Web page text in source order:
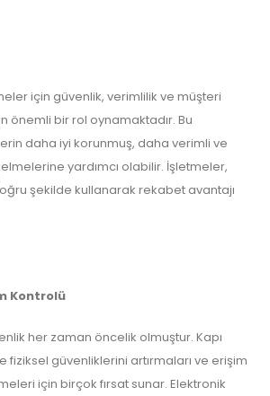
için güvenlik, verimlilik ve müşteri
önemli bir rol oynamaktadır. Bu
daha iyi korunmuş, daha verimli ve
yardımcı olabilir. İşletmeler,
şekilde kullanarak rekabet avantajı
Kontrolü
her zaman öncelik olmuştur. Kapı
fiziksel güvenliklerini artırmaları ve erişim
için birçok fırsat sunar. Elektronik